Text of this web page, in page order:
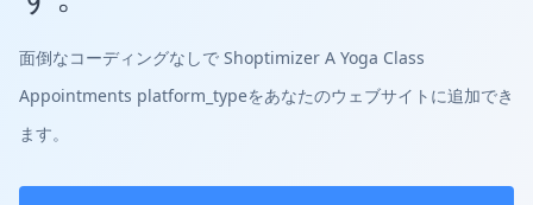
面倒なコーディングなしで Shoptimizer A Yoga Class
Appointments platform_typeをあなたのウェブサイトに追加でき
ます。